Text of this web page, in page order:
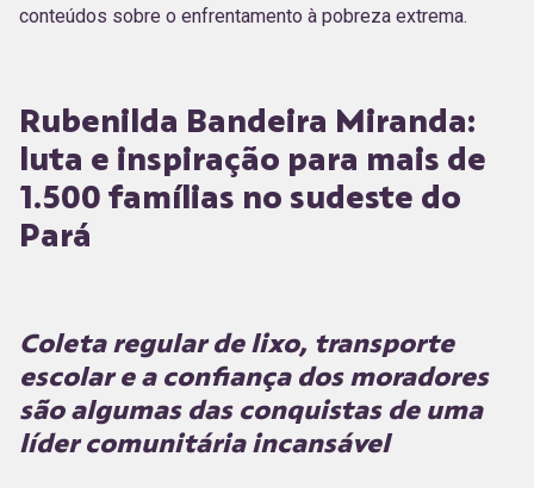
conteúdos sobre o enfrentamento à pobreza extrema.
Rubenilda Bandeira Miranda:
luta e inspiração para mais de
1.500 famílias no sudeste do
Pará
Coleta regular de lixo, transporte
escolar e a confiança dos moradores
são algumas das conquistas de uma
líder comunitária incansável